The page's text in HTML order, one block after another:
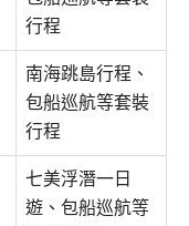
行程
南海跳島行程、
包船巡航等套裝
行程
七美浮潛一日
遊、包船巡航等